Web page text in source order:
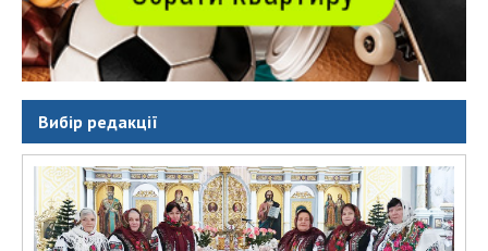
Вибір редакції